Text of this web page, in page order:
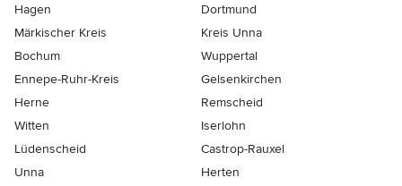
Hagen
Dortmund
Märkischer Kreis
Kreis Unna
Bochum
Wuppertal
Ennepe-Ruhr-Kreis
Gelsenkirchen
Herne
Remscheid
Witten
Iserlohn
Lüdenscheid
Castrop-Rauxel
Unna
Herten